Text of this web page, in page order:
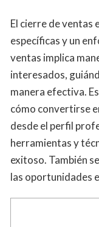
El cierre de ventas
específicas y un
ventas implica
interesados,
manera efectiva.
cómo convertirse
desde el perfil
herramientas y
exitoso. También
las oportunidades